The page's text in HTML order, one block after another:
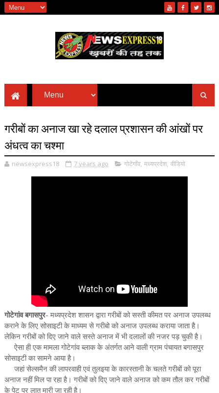
गरीबों का अनाज खा रहे दलाल प्रशासन की आंखों पर
अंधत्व का चश्मा
newsexpress18 7 years ago गोटेगाँव, मध्यप्रदेश, वीडियो
गोटेगांव बगासपुर- मध्यप्रदेश शासन द्वारा गरीबों को सस्ती कीमत पर अनाज उपलब्ध
कराने के लिए सोसाइटी के माध्यम से गरीबो को अनाज उपलब्ध कराया जाता है।
लेकिन गरीबों को दिए जाने वाले सस्ते अनाज में भी दलालों की नजर पड़ चुकी है।
ऐसा ही एक मामला गोटेगांव ब्लाक के अंतर्गत आने वाली ग्राम पंचायत बगासपुर
सोसाइटी का सामने आया है।
जहां सेल्समैन की लापरवाही एवं तुलइया के कारस्तानी के चलते गरीबों को पूरा
अनाज नहीं मिल पा रहा है। गरीबों को दिए जाने वाले अनाज को कम तौल कर गरीबों
के पेट पर लात मारी जा रही है।